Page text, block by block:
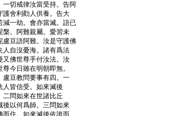
一切戒律汝當受持。告阿
護舍利勸人供養。告大
減一劫。會亦當滅。語已
槃。阿難親屬。愛習未
盧豆語阿難。汝是守護佛
人自沒憂海。諸有爲法
又佛世尊手付汝法。汝
今日雖在明朝即無。
盧豆教問要事有四。一
人皆信受。如來滅後
二問如來在世諸比丘
後以何爲師。三問如來
而住。如來滅後依誰而